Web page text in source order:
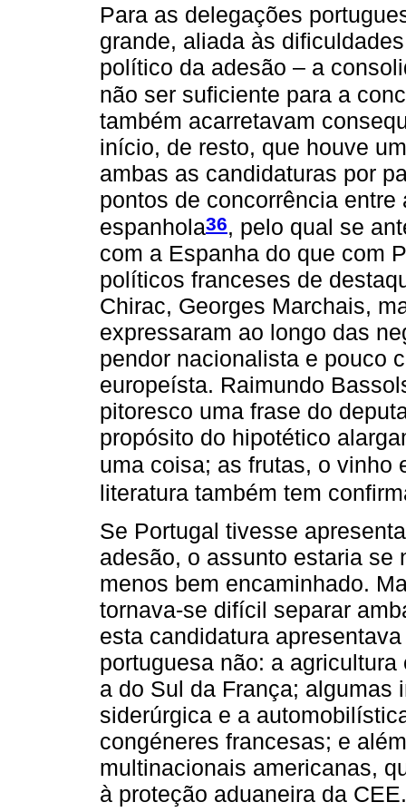
Para as delegações
grande, aliada às
político da adesão – a
não ser suficiente para a
também acarretavam
início, de resto, que houve
ambas as candidaturas por
pontos de concorrência
espanhola36, pelo qual se
com a Espanha do que com
políticos franceses de
Chirac, Georges Marchais,
expressaram ao longo das
pendor nacionalista e pouco
europeísta. Raimundo
pitoresco uma frase do
propósito do hipotético
uma coisa; as frutas, o vinho
literatura também tem
Se Portugal tivesse
adesão, o assunto estaria se
menos bem encaminhado.
tornava-se difícil separar
esta candidatura
portuguesa não: a
a do Sul da França; algumas
siderúrgica e a
congéneres francesas; e
multinacionais americanas,
à proteção aduaneira da